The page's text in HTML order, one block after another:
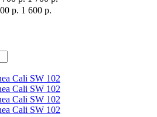
1 600 р.